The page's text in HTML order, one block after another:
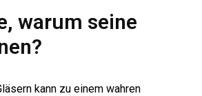
warum seine
kann zu einem wahren